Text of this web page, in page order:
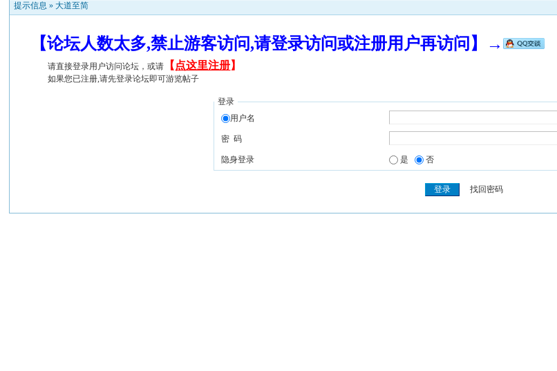
提示信息 » 大道至简
【论坛人数太多,禁止游客访问,请登录访问或注册用户再访问】→
请直接登录用户访问论坛，或请 【 点这里注册】
如果您已注册,请先登录论坛即可游览帖子
登录
用户名
密 码
隐身登录 是 否
找回密码